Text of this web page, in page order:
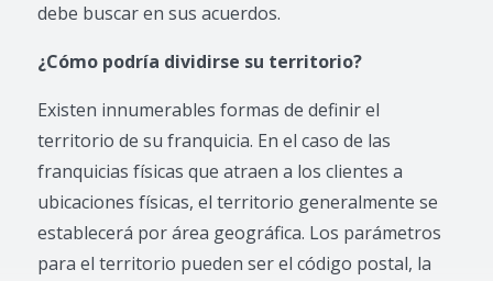
debe buscar en sus acuerdos.
¿Cómo podría dividirse su territorio?
Existen innumerables formas de definir el
territorio de su franquicia. En el caso de las
franquicias físicas que atraen a los clientes a
ubicaciones físicas, el territorio generalmente se
establecerá por área geográfica. Los parámetros
para el territorio pueden ser el código postal, la